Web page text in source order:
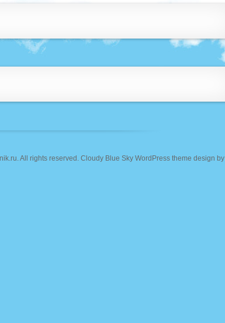
. All rights reserved. Cloudy Blue Sky WordPress theme design by